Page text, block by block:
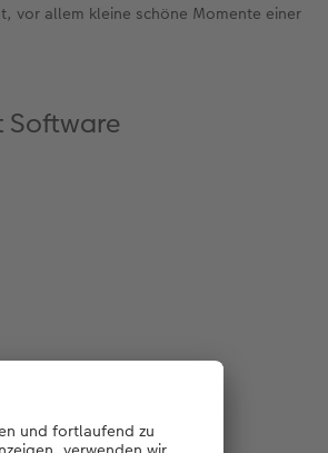
vor allem kleine schöne Momente einer
Software
mit den liebsten
extra eine Tagebuch-